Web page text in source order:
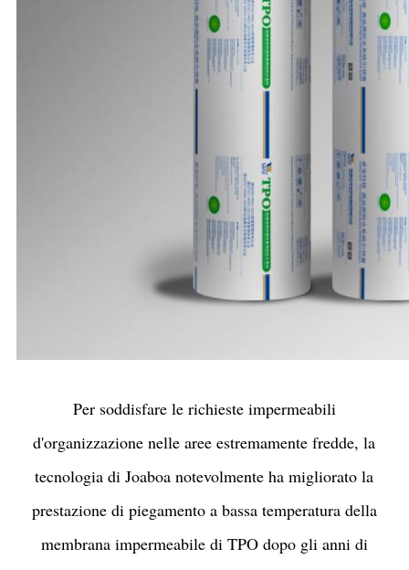
Per soddisfare le richieste impermeabili
d'organizzazione nelle aree estremamente fredde, la
tecnologia di Joaboa notevolmente ha migliorato la
prestazione di piegamento a bassa temperatura della
membrana impermeabile di TPO dopo gli anni di